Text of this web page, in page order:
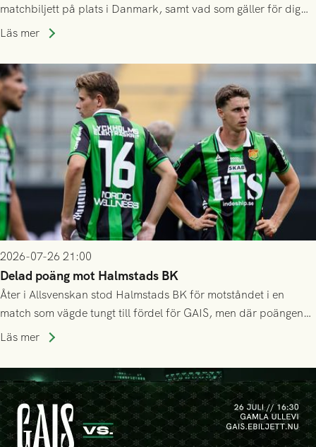
matchbiljett på plats i Danmark, samt vad som gäller för dig
som står på reservlista eller fått förhinder.
Läs mer
2026-07-26 21:00
Delad poäng mot Halmstads BK
Åter i Allsvenskan stod Halmstads BK för motståndet i en
match som vägde tungt till fördel för GAIS, men där poängen
delades efter dramatik på tilläggstid.
Läs mer